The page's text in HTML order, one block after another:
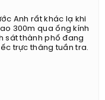
Anh rất khác lạ khi
300m qua ống kính
sát thành phố đang
trực thăng tuần tra.